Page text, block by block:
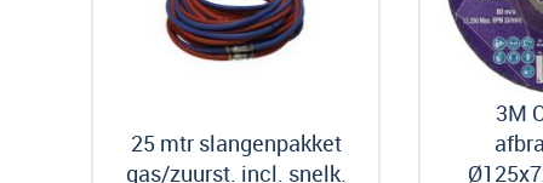
25 mtr slangenpakket
gas/zuurst. incl. snelk.
3M